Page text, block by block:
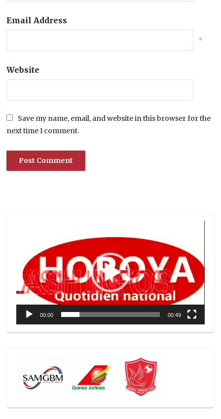
Email Address
*
Website
Save my name, email, and website in this browser for the
next time I comment.
00:00 00:49